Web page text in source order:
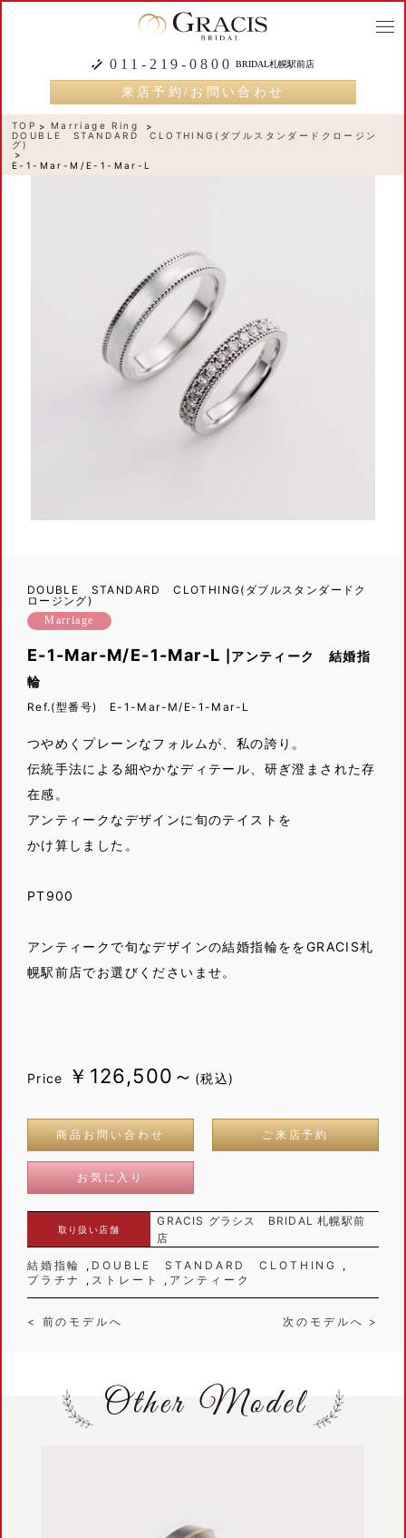
011-219-0800 BRIDAL札幌駅前店
来店予約/お問い合わせ
TOP
Marriage Ring
DOUBLE STANDARD CLOTHING(ダブルスタンダードクロージン
グ)
E-1-Mar-M/E-1-Mar-L
DOUBLE STANDARD CLOTHING(ダブルスタンダードク
ロージング)
Marriage
E-1-Mar-M/E-1-Mar-L
|アンティーク 結婚指
輪
Ref.(型番号) E-1-Mar-M/E-1-Mar-L
つやめくプレーンなフォルムが、私の誇り。
伝統手法による細やかなディテール、研ぎ澄まされた存
在感。
アンティークなデザインに旬のテイストを
かけ算しました。
PT900
アンティークで旬なデザインの結婚指輪ををGRACIS札
幌駅前店でお選びくださいませ。
Price ￥126,500～ (税込)
商品お問い合わせ ご来店予約
お気に入り
取り扱い店舗
GRACIS グラシス BRIDAL 札幌駅前
店
結婚指輪
DOUBLE STANDARD CLOTHING
プラチナ
ストレート アンティーク
< 前のモデルへ 次のモデルへ >